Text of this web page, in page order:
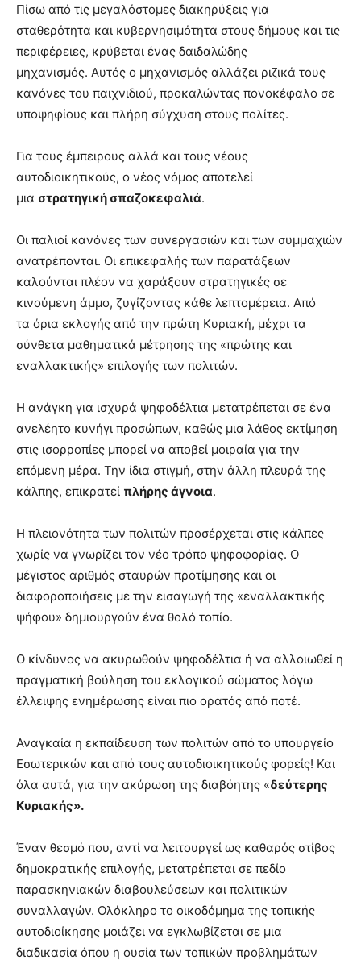
Πίσω από τις μεγαλόστομες διακηρύξεις για
σταθερότητα και κυβερνησιμότητα στους δήμους και τις
περιφέρειες, κρύβεται ένας δαιδαλώδης
μηχανισμός. Αυτός ο μηχανισμός αλλάζει ριζικά τους
κανόνες του παιχνιδιού, προκαλώντας πονοκέφαλο σε
υποψηφίους και πλήρη σύγχυση στους πολίτες.
Για τους έμπειρους αλλά και τους νέους
αυτοδιοικητικούς, ο νέος νόμος αποτελεί
μια στρατηγική σπαζοκεφαλιά.
Οι παλιοί κανόνες των συνεργασιών και των συμμαχιών
ανατρέπονται. Οι επικεφαλής των παρατάξεων
καλούνται πλέον να χαράξουν στρατηγικές σε
κινούμενη άμμο, ζυγίζοντας κάθε λεπτομέρεια. Από
τα όρια εκλογής από την πρώτη Κυριακή, μέχρι τα
σύνθετα μαθηματικά μέτρησης της «πρώτης και
εναλλακτικής» επιλογής των πολιτών.
Η ανάγκη για ισχυρά ψηφοδέλτια μετατρέπεται σε ένα
ανελέητο κυνήγι προσώπων, καθώς μια λάθος εκτίμηση
στις ισορροπίες μπορεί να αποβεί μοιραία για την
επόμενη μέρα. Την ίδια στιγμή, στην άλλη πλευρά της
κάλπης, επικρατεί πλήρης άγνοια.
Η πλειονότητα των πολιτών προσέρχεται στις κάλπες
χωρίς να γνωρίζει τον νέο τρόπο ψηφοφορίας. Ο
μέγιστος αριθμός σταυρών προτίμησης και οι
διαφοροποιήσεις με την εισαγωγή της «εναλλακτικής
ψήφου» δημιουργούν ένα θολό τοπίο.
Ο κίνδυνος να ακυρωθούν ψηφοδέλτια ή να αλλοιωθεί η
πραγματική βούληση του εκλογικού σώματος λόγω
έλλειψης ενημέρωσης είναι πιο ορατός από ποτέ.
Αναγκαία η εκπαίδευση των πολιτών από το υπουργείο
Εσωτερικών και από τους αυτοδιοικητικούς φορείς! Και
όλα αυτά, για την ακύρωση της διαβόητης «δεύτερης
Κυριακής».
Έναν θεσμό που, αντί να λειτουργεί ως καθαρός στίβος
δημοκρατικής επιλογής, μετατρέπεται σε πεδίο
παρασκηνιακών διαβουλεύσεων και πολιτικών
συναλλαγών. Ολόκληρο το οικοδόμημα της τοπικής
αυτοδιοίκησης μοιάζει να εγκλωβίζεται σε μια
διαδικασία όπου η ουσία των τοπικών προβλημάτων